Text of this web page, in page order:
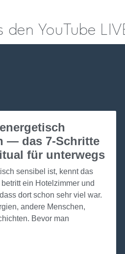
den YouTube
— das 7-Schritte
für unterwegs
sensibel ist, kennt das
ein Hotelzimmer und
dort schon sehr viel war.
andere Menschen,
Bevor man